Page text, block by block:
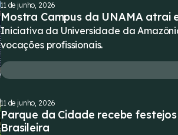
11 de junho, 2026
Mostra Campus da UNAMA atrai
Iniciativa da Universidade da
vocações profissionais.
11 de junho, 2026
Parque da Cidade recebe
Brasileira